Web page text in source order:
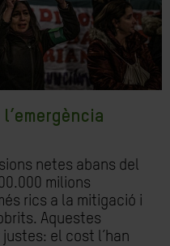
netes abans del
milions
rics a la mitigació i
Aquestes
el cost l’han